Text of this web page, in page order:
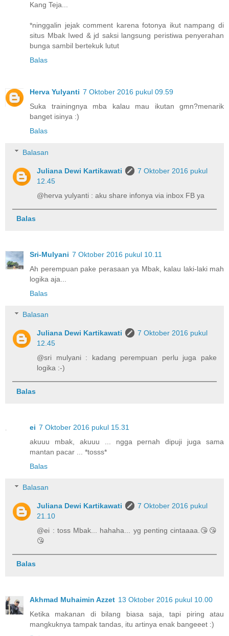
Kang Teja...
*ninggalin jejak comment karena fotonya ikut nampang di
situs Mbak Iwed & jd saksi langsung peristiwa penyerahan
bunga sambil bertekuk lutut
Balas
Herva Yulyanti 7 Oktober 2016 pukul 09.59
Suka trainingnya mba kalau mau ikutan gmn?menarik
banget isinya :)
Balas
Balasan
Juliana Dewi Kartikawati
7 Oktober 2016 pukul
12.45
@herva yulyanti : aku share infonya via inbox FB ya
Balas
Sri-Mulyani 7 Oktober 2016 pukul 10.11
Ah perempuan pake perasaan ya Mbak, kalau laki-laki mah
logika aja...
Balas
Balasan
Juliana Dewi Kartikawati
7 Oktober 2016 pukul
12.45
@sri mulyani : kadang perempuan perlu juga pake
logika :-)
Balas
ei 7 Oktober 2016 pukul 15.31
akuuu mbak, akuuu ... ngga pernah dipuji juga sama
mantan pacar ... *tosss*
Balas
Balasan
Juliana Dewi Kartikawati
7 Oktober 2016 pukul
21.10
@ei : toss Mbak... hahaha... yg penting cintaaaa.😘😘
😘
Balas
Akhmad Muhaimin Azzet 13 Oktober 2016 pukul 10.00
Ketika makanan di bilang biasa saja, tapi piring atau
mangkuknya tampak tandas, itu artinya enak bangeeet :)